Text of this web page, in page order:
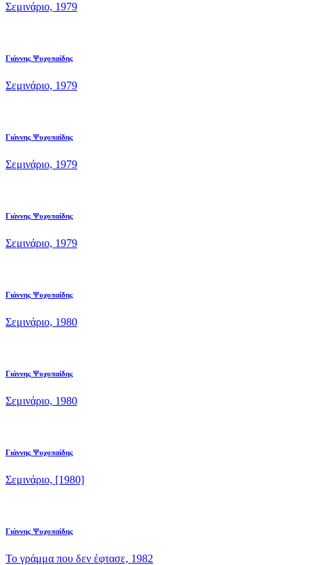
Σεμινάριο, 1979
Γιάννης Ψυχοπαίδης
Σεμινάριο, 1979
Γιάννης Ψυχοπαίδης
Σεμινάριο, 1979
Γιάννης Ψυχοπαίδης
Σεμινάριο, 1979
Γιάννης Ψυχοπαίδης
Σεμινάριο, 1980
Γιάννης Ψυχοπαίδης
Σεμινάριο, 1980
Γιάννης Ψυχοπαίδης
Σεμινάριο, [1980]
Γιάννης Ψυχοπαίδης
Το γράμμα που δεν έφτασε, 1982